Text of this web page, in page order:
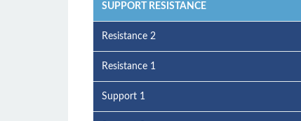
SUPPORT RESISTANCE
Resistance 2
Resistance 1
Support 1